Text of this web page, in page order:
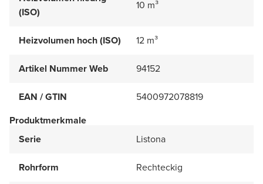
(ISO)
10 m³
Heizvolumen hoch (ISO) 12 m³
Artikel Nummer Web 94152
EAN / GTIN
5400972078819
Produktmerkmale
Serie
Listona
Rohrform Rechteckig